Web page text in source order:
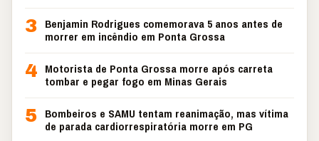
3 Benjamin Rodrigues comemorava 5 anos antes de
morrer em incêndio em Ponta Grossa
4 Motorista de Ponta Grossa morre após carreta
tombar e pegar fogo em Minas Gerais
5 Bombeiros e SAMU tentam reanimação, mas vítima
de parada cardiorrespiratória morre em PG